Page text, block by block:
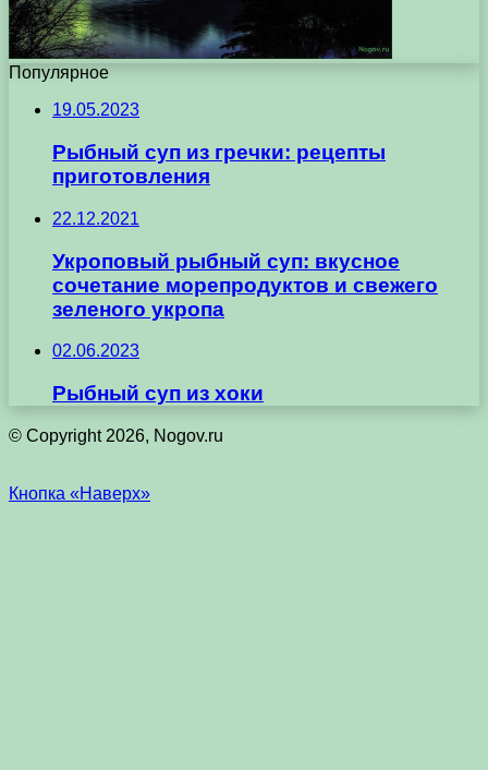
Популярное
19.05.2023
Рыбный суп из гречки: рецепты
приготовления
22.12.2021
Укроповый рыбный суп: вкусное
сочетание морепродуктов и свежего
зеленого укропа
02.06.2023
Рыбный суп из хоки
© Copyright 2026, Nogov.ru
Кнопка «Наверх»